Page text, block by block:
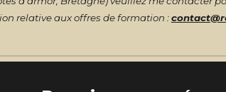
relative aux offres de formation :